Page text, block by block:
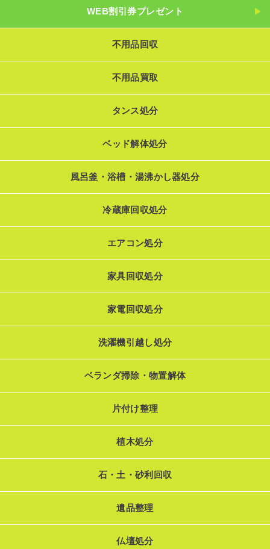
WEB割引券プレゼント
不用品回収
不用品買取
タンス処分
ベッド解体処分
風呂釜・浴槽・湯沸かし器処分
冷蔵庫回収処分
エアコン処分
家具回収処分
家電回収処分
洗濯機引越し処分
ベランダ掃除・物置解体
片付け整理
植木処分
石・土・砂利回収
遺品整理
仏壇処分